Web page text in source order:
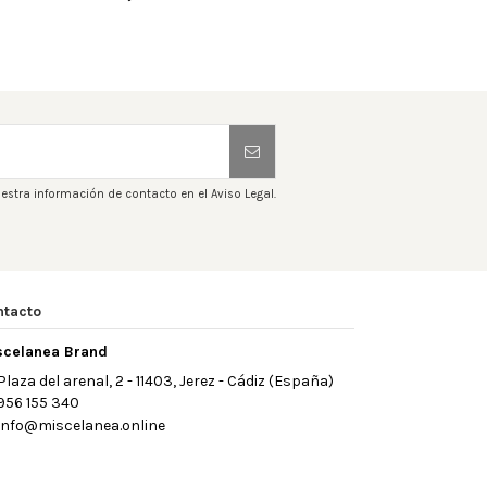
información de contacto en el Aviso Legal.
Brand
del arenal, 2 - 11403, Jerez - Cádiz (España)
155 340